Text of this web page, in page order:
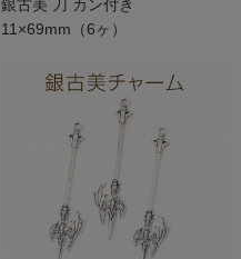
銀古美 刀 カン付き
11×69mm（6ヶ）